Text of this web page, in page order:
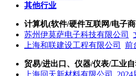
其他行业
计算机(软件/硬件互联网/电子
苏州伊莫萨电子科技有限公司
上海和联建设工程有限公司
前
贸易/进出口、仪器/仪表/工业
上海回天新材料有限公司
2024